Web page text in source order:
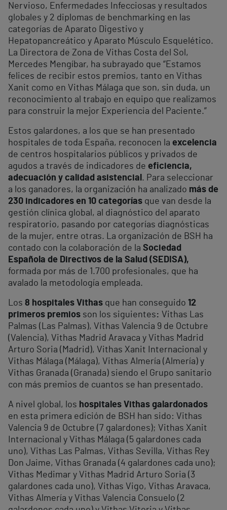
Nervioso, Enfermedades Infecciosas y resultados
globales y 2 diplomas de benchmarking en las
categorías de Aparato Digestivo y
Hepatopancreático y Aparato Músculo Esquelético.
La Directora de Zona de Vithas Costa del Sol,
Mercedes Mengíbar, ha subrayado que “Estamos
felices de recibir estos premios, tanto en Vithas
Xanit como en Vithas Málaga que son, sin duda, un
reconocimiento al trabajo en equipo que realizamos
para construir la mejor Experiencia del Paciente.”
Estos galardones, a los que se han presentado
hospitales de toda España, reconocen la excelencia
de centros hospitalarios públicos y privados de
agudos a través de indicadores de eficiencia,
adecuación y calidad asistencial . Para seleccionar
a los ganadores, la organización ha analizado más de
230 indicadores en 10 categorías que van desde la
gestión clínica global, al diagnóstico del aparato
respiratorio, pasando por categorías diagnósticas
de la mujer, entre otras. La organización de BSH ha
contado con la colaboración de la Sociedad
Española de Directivos de la Salud (SEDISA),
formada por más de 1.700 profesionales, que ha
avalado la metodología empleada.
Los 8 hospitales Vithas que han conseguido 12
primeros premios son los siguientes: Vithas Las
Palmas (Las Palmas), Vithas Valencia 9 de Octubre
(Valencia), Vithas Madrid Aravaca y Vithas Madrid
Arturo Soria (Madrid), Vithas Xanit Internacional y
Vithas Málaga (Málaga), Vithas Almería (Almería) y
Vithas Granada (Granada) siendo el Grupo sanitario
con más premios de cuantos se han presentado.
A nivel global, los hospitales Vithas galardonados
en esta primera edición de BSH han sido: Vithas
Valencia 9 de Octubre (7 galardones); Vithas Xanit
Internacional y Vithas Málaga (5 galardones cada
uno), Vithas Las Palmas, Vithas Sevilla, Vithas Rey
Don Jaime, Vithas Granada (4 galardones cada uno);
Vithas Medimar y Vithas Madrid Arturo Soria (3
galardones cada uno), Vithas Vigo, Vithas Aravaca,
Vithas Almería y Vithas Valencia Consuelo (2